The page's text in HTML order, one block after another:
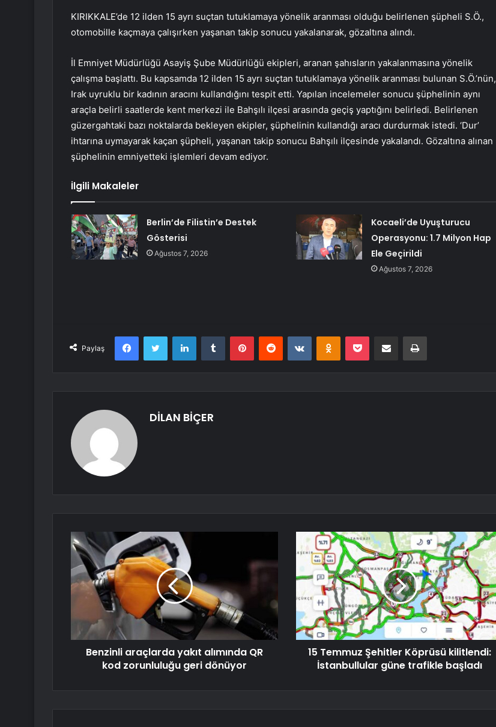
KIRIKKALE’de 12 ilden 15 ayrı suçtan tutuklamaya yönelik aranması olduğu belirlenen şüpheli S.Ö.,
otomobille kaçmaya çalışırken yaşanan takip sonucu yakalanarak, gözaltına alındı.
İl Emniyet Müdürlüğü Asayiş Şube Müdürlüğü ekipleri, aranan şahısların yakalanmasına yönelik
çalışma başlattı. Bu kapsamda 12 ilden 15 ayrı suçtan tutuklamaya yönelik aranması bulunan S.Ö.’nün,
Irak uyruklu bir kadının aracını kullandığını tespit etti. Yapılan incelemeler sonucu şüphelinin aynı
araçla belirli saatlerde kent merkezi ile Bahşılı ilçesi arasında geçiş yaptığını belirledi. Belirlenen
güzergahtaki bazı noktalarda bekleyen ekipler, şüphelinin kullandığı aracı durdurmak istedi. ‘Dur’
ihtarına uymayarak kaçan şüpheli, yaşanan takip sonucu Bahşılı ilçesinde yakalandı. Gözaltına alınan
şüphelinin emniyetteki işlemleri devam ediyor.
İlgili Makaleler
Berlin’de Filistin’e Destek
Gösterisi
Ağustos 7, 2026
Kocaeli’de Uyuşturucu
Operasyonu: 1.7 Milyon Hap
Ele Geçirildi
Ağustos 7, 2026
Paylaş
FacebookTwitter LinkedInTumblr PinterestReddit VKontakteOdnoklassniki
Pocket E-Posta ile paylaş Yazdır
DİLAN BİÇER
Benzinli araçlarda yakıt alımında QR
kod zorunluluğu geri dönüyor
15 Temmuz Şehitler Köprüsü kilitlendi:
İstanbullular güne trafikle başladı